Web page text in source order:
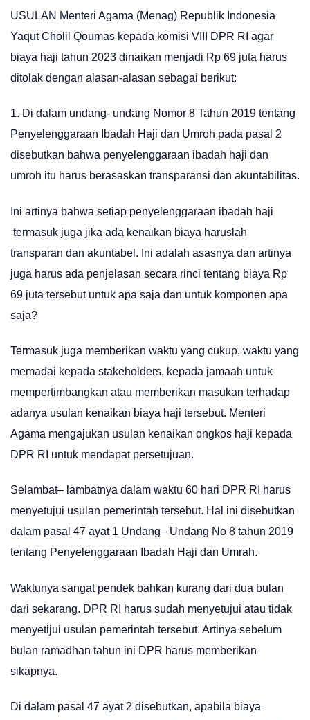
USULAN Menteri Agama (Menag) Republik Indonesia
Yaqut Cholil Qoumas kepada komisi VIII DPR RI agar
biaya haji tahun 2023 dinaikan menjadi Rp 69 juta harus
ditolak dengan alasan-alasan sebagai berikut:
1. Di dalam undang- undang Nomor 8 Tahun 2019 tentang
Penyelenggaraan Ibadah Haji dan Umroh pada pasal 2
disebutkan bahwa penyelenggaraan ibadah haji dan
umroh itu harus berasaskan transparansi dan akuntabilitas.
Ini artinya bahwa setiap penyelenggaraan ibadah haji
termasuk juga jika ada kenaikan biaya haruslah
transparan dan akuntabel. Ini adalah asasnya dan artinya
juga harus ada penjelasan secara rinci tentang biaya Rp
69 juta tersebut untuk apa saja dan untuk komponen apa
saja?
Termasuk juga memberikan waktu yang cukup, waktu yang
memadai kepada stakeholders, kepada jamaah untuk
mempertimbangkan atau memberikan masukan terhadap
adanya usulan kenaikan biaya haji tersebut. Menteri
Agama mengajukan usulan kenaikan ongkos haji kepada
DPR RI untuk mendapat persetujuan.
Selambat– lambatnya dalam waktu 60 hari DPR RI harus
menyetujui usulan pemerintah tersebut. Hal ini disebutkan
dalam pasal 47 ayat 1 Undang– Undang No 8 tahun 2019
tentang Penyelenggaraan Ibadah Haji dan Umrah.
Waktunya sangat pendek bahkan kurang dari dua bulan
dari sekarang. DPR RI harus sudah menyetujui atau tidak
menyetijui usulan pemerintah tersebut. Artinya sebelum
bulan ramadhan tahun ini DPR harus memberikan
sikapnya.
Di dalam pasal 47 ayat 2 disebutkan, apabila biaya